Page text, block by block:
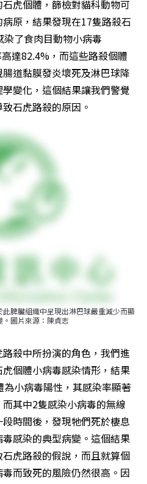
虎個體，篩檢對貓科動物可
原，結果發現在17隻路殺石
了食肉目動物小病毒
達82.4%，而這些路殺個體
道黏膜發炎壞死及淋巴球降
變化，這個結果讓我們警覺
石虎路殺的原因。
脾臟組織中呈現出淋巴球嚴重減少而顯
圖片來源：陳貞志
殺中所扮演的角色，我們進
個體小病毒感染情形，結果
小病毒陽性，其感染率顯著
其中2隻感染小病毒的無線
時間後，發現牠們死於棲息
感染的典型病變。這個結果
虎路殺的假說，而且就算個
而致死的風險仍然很高。因